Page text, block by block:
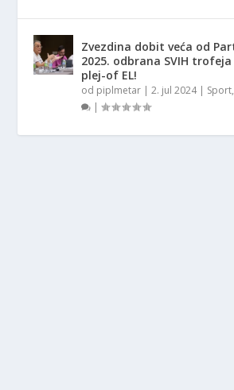
Zvezdina dobit veća od
2025. odbrana SVIH
plej-of EL!
od piplmetar |2. jul 2024| Sport,
|